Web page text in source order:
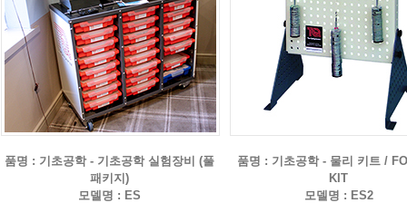
품명 : 기초공학 - 기초공학 실험장비 (풀
패키지)
모델명 : ES
품명 : 기초공학 - 물리 키트 /
KIT
모델명 : ES2